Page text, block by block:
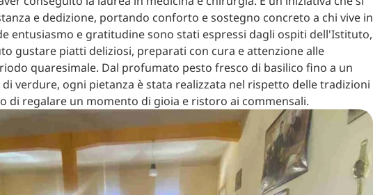
e dedizione, portando conforto e sostegno concreto a chi vive in
entusiasmo e gratitudine sono stati espressi dagli ospiti dell'Istituto,
gustare piatti deliziosi, preparati con cura e attenzione alle
quaresimale. Dal profumato pesto fresco di basilico fino a un
di verdure, ogni pietanza è stata realizzata nel rispetto delle tradizioni
di regalare un momento di gioia e ristoro ai commensali.